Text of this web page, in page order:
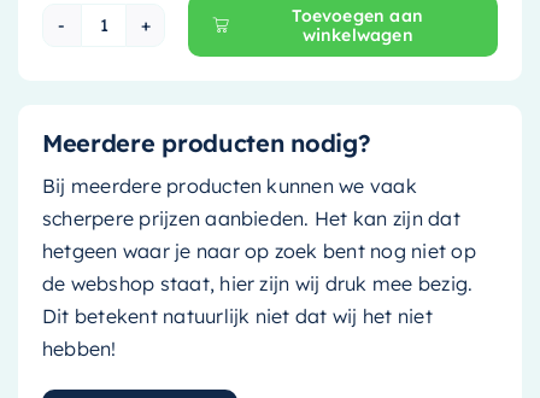
Mondiaz Spiegelkast Cubb - 120cm - ocher
Toevoegen aan
winkelwagen
Meerdere producten nodig?
Bij meerdere producten kunnen we vaak
scherpere prijzen aanbieden. Het kan zijn dat
hetgeen waar je naar op zoek bent nog niet op
de webshop staat, hier zijn wij druk mee bezig.
Dit betekent natuurlijk niet dat wij het niet
hebben!